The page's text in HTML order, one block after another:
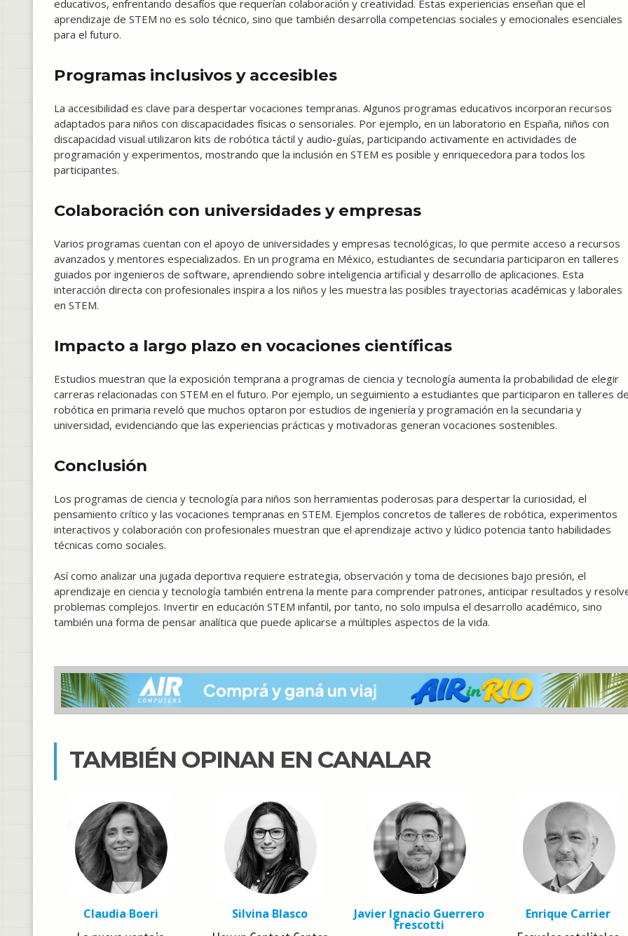
educativos, enfrentando desafíos que requerían colaboración y creatividad. Estas experiencias enseñan que el
aprendizaje de STEM no es solo técnico, sino que también desarrolla competencias sociales y emocionales esenciales
para el futuro.
Programas inclusivos y accesibles
La accesibilidad es clave para despertar vocaciones tempranas. Algunos programas educativos incorporan recursos
adaptados para niños con discapacidades físicas o sensoriales. Por ejemplo, en un laboratorio en España, niños con
discapacidad visual utilizaron kits de robótica táctil y audio-guías, participando activamente en actividades de
programación y experimentos, mostrando que la inclusión en STEM es posible y enriquecedora para todos los
participantes.
Colaboración con universidades y empresas
Varios programas cuentan con el apoyo de universidades y empresas tecnológicas, lo que permite acceso a recursos
avanzados y mentores especializados. En un programa en México, estudiantes de secundaria participaron en talleres
guiados por ingenieros de software, aprendiendo sobre inteligencia artificial y desarrollo de aplicaciones. Esta
interacción directa con profesionales inspira a los niños y les muestra las posibles trayectorias académicas y laborales
en STEM.
Impacto a largo plazo en vocaciones científicas
Estudios muestran que la exposición temprana a programas de ciencia y tecnología aumenta la probabilidad de elegir
carreras relacionadas con STEM en el futuro. Por ejemplo, un seguimiento a estudiantes que participaron en talleres
robótica en primaria reveló que muchos optaron por estudios de ingeniería y programación en la secundaria y
universidad, evidenciando que las experiencias prácticas y motivadoras generan vocaciones sostenibles.
Conclusión
Los programas de ciencia y tecnología para niños son herramientas poderosas para despertar la curiosidad, el
pensamiento crítico y las vocaciones tempranas en STEM. Ejemplos concretos de talleres de robótica, experimentos
interactivos y colaboración con profesionales muestran que el aprendizaje activo y lúdico potencia tanto habilidades
técnicas como sociales.
Así como analizar una jugada deportiva requiere estrategia, observación y toma de decisiones bajo presión, el
aprendizaje en ciencia y tecnología también entrena la mente para comprender patrones, anticipar resultados y
problemas complejos. Invertir en educación STEM infantil, por tanto, no solo impulsa el desarrollo académico, sino
también una forma de pensar analítica que puede aplicarse a múltiples aspectos de la vida.
TAMBIÉN OPINAN EN CANALAR
Claudia Boeri Silvina Blasco Javier Ignacio Guerrero
Frescotti
Enrique Carrier